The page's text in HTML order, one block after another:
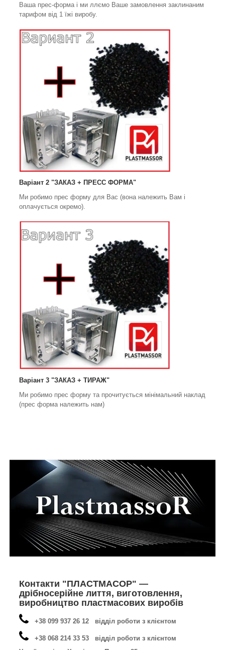
Ваша прес-форма і ми ллємо Ваше замовлення заклинаним
тарифом від 1 їжі виробу.
Варіант 2 "ЗАКАЗ + ПРЕСС ФОРМА"
Ми робимо прес форму для Вас (вона належить Вам і
оплачується окремо).
Варіант 3 "ЗАКАЗ + ТИРАЖ"
Ми робимо прес форму та прочитується мінімальний наклад
(прес форма належить нам)
Контакти "ПЛАСТМАСОР" —
дрібносерійне лиття, виготовлення,
виробництво пластмасових виробів
+38 099 937 26 12 відділ роботи з клієнтом
+38 068 214 33 53 відділ роботи з клієнтом